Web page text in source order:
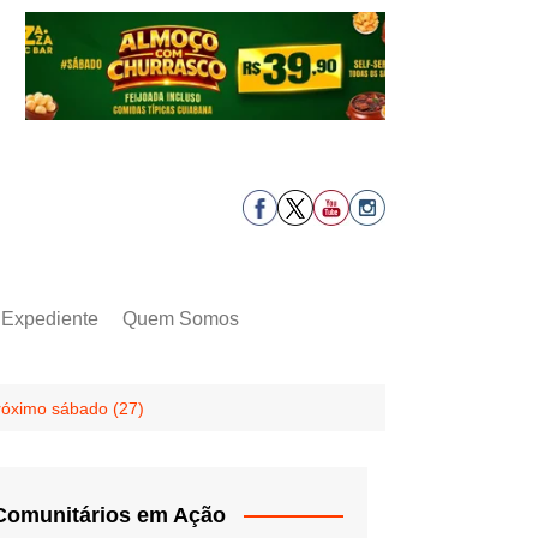
Expediente Quem Somos
sábado (27)
em Ação